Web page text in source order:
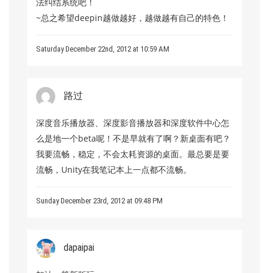
~总之希望deepin越做越好，越做越有自己的特色！
Saturday December 22nd, 2012 at 10:59 AM
路过
深度音乐播放器、深度影音播放器和深度软件中心怎
么是地一个beta呢！不是早就有了啊？新桌面有吧？
我要流畅，稳定，不会太耗资源的桌面。最总要是要
流畅，Unity在我笔记本上一点都不流畅。
Sunday December 23rd, 2012 at 09:48 PM
dapaipai